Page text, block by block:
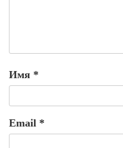
Имя *
Email *